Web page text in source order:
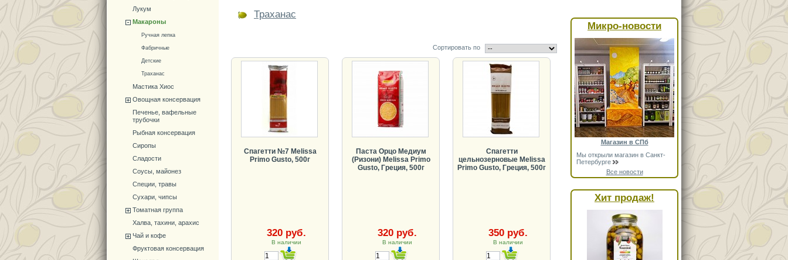
Лукум
Макароны
Ручная лепка
Фабричные
Детские
Траханас
Мастика Хиос
Овощная консервация
Печенье, вафельные
трубочки
Рыбная консервация
Сиропы
Сладости
Соусы, майонез
Специи, травы
Сухари, чипсы
Томатная группа
Халва, тахини, арахис
Чай и кофе
Фруктовая консервация
Траханас
Сортировать по
Спагетти №7 Melissa
Primo Gusto, 500г
320 руб.
В наличии
Паста Орцо Медиум
(Ризони) Melissa Primo
Gusto, Греция, 500г
320 руб.
В наличии
Спагетти
цельнозерновые Melissa
Primo Gusto, Греция, 500г
350 руб.
В наличии
Микро-новости
Магазин в СПб
Мы открыли магазин в Санкт-
Петербурге
Все новости
Хит продаж!